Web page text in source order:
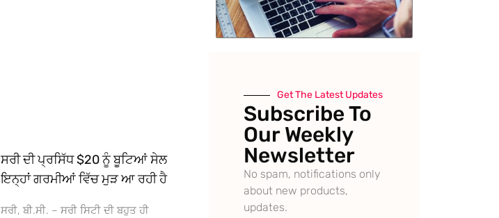
ਸਰੀ ਦੀ ਪ੍ਰਸਿੱਧ $20 ਨੂੰ ਬੂਟਿਆਂ ਸੇਲ
ਇਨ੍ਹਾਂ ਗਰਮੀਆਂ ਵਿੱਚ ਮੁੜ ਆ ਰਹੀ ਹੈ
ਸਰੀ, ਬੀ.ਸੀ. – ਸਰੀ ਸਿਟੀ ਦੀ ਬਹੁਤ ਹੀ
Get The Latest Updates
Subscribe To
Our Weekly
Newsletter
No spam, notifications only
about new products,
updates.